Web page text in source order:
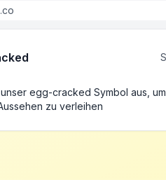
egg-cracked Symbol aus,
zu verleihen